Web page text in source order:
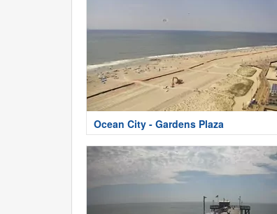
Ocean City - Gardens Plaza